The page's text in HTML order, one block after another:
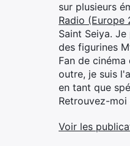
sur plusieurs
Radio (Europe
Saint Seiya.
des figurines
Fan de
outre, je suis
en tant que
Retrouvez-moi
Voir les